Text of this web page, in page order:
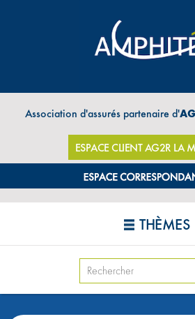
Association d'assurés partenaire d'
ESPACE CLIENT AG2R LA
THÈMES